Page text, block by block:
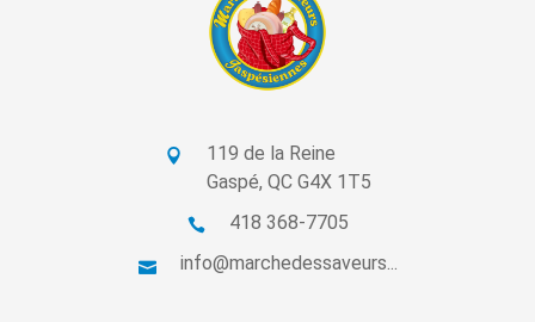
119 de la Reine
Gaspé, QC G4X 1T5
418 368-7705
info@marchedessaveurs...